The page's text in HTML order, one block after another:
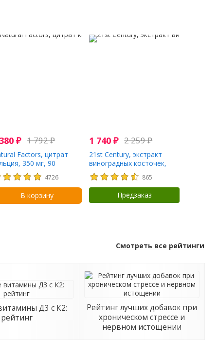
₽ 1 792₽
Factors, цитрат
350 мг, 90
4726
В корзину
1 740 ₽ 2 259₽
21st Century, экстракт
виноградных косточек,
стандартизованный, 200
вегетарианских капсул
865
Предзаказ
Смотреть все рейтинги
Д3 с К2:
рейтинг
Рейтинг лучших добавок при
хроническом стрессе и
нервном истощении